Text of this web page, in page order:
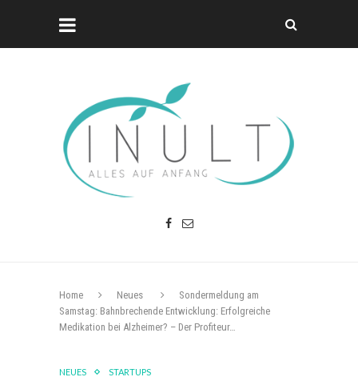
Home Neues
Sondermeldung am
Samstag: Bahnbrechende Entwicklung: Erfolgreiche
Medikation bei Alzheimer? – Der Profiteur…
NEUES STARTUPS